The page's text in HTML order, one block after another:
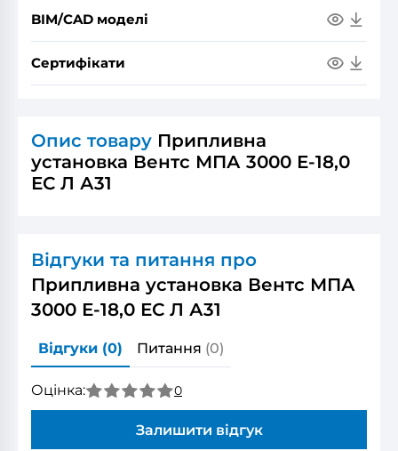
BIM/CAD моделі
Сертифікати
Опис товару Припливна
установка Вентс МПА 3000 Е-18,0
ЕС Л А31
Відгуки та питання про
Припливна установка Вентс МПА
3000 Е-18,0 ЕС Л А31
Відгуки (0) Питання (0)
Оцінка: 0
Залишити відгук